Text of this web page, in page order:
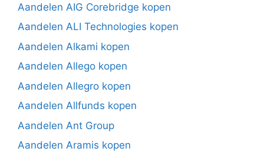
Aandelen AIG Corebridge kopen
Aandelen ALI Technologies kopen
Aandelen Alkami kopen
Aandelen Allego kopen
Aandelen Allegro kopen
Aandelen Allfunds kopen
Aandelen Ant Group
Aandelen Aramis kopen